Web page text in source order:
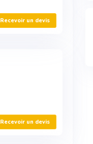
Recevoir un devis
Recevoir un devis